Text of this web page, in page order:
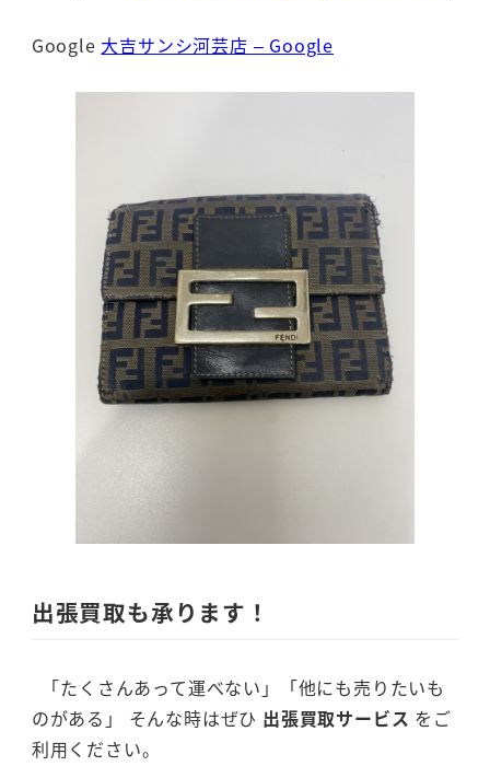
Google 大吉サンシ河芸店 – Google
出張買取も承ります！
「たくさんあって運べない」「他にも売りたいも
のがある」 そんな時はぜひ 出張買取サービス をご
利用ください。